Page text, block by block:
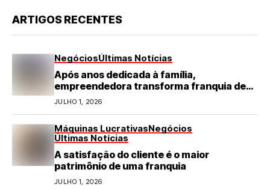
ARTIGOS RECENTES
NegóciosÚltimas Notícias
Após anos dedicada à família,
empreendedora transforma franquia de
turismo em negócio de destaque no RN
JULHO 1, 2026
Máquinas LucrativasNegócios
Últimas Notícias
A satisfação do cliente é o maior
patrimônio de uma franquia
JULHO 1, 2026